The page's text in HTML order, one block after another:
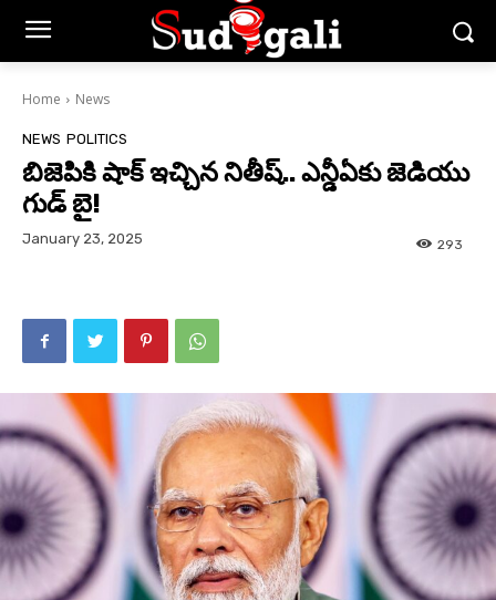
Home News
NEWS POLITICS
బిజెపికి షాక్ ఇచ్చిన నితీష్.. ఎన్డీఏకు జెడియు
గుడ్ బై!
January 23, 2025 293